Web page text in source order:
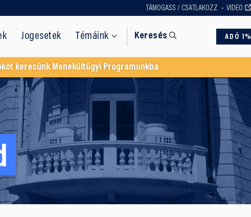
TÁMOGASS / CSATLAKOZZ VIDEO
Jogesetek Témáink Keresés ADÓ 1%
keresünk Menekültügyi Programunkba